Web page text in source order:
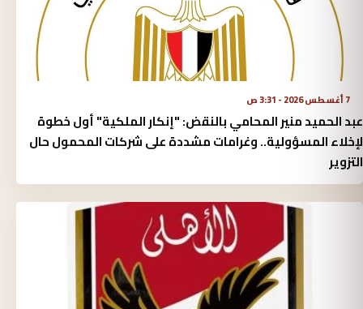
7 أغسطس 2026 - 3:31 ص
عبد الحميد منير المحامي بالنقض: "إنكار الملكية" أول خطوة
لإخلاء المسؤولية.. وغرامات مشددة على شركات المحمول حال
التزوير